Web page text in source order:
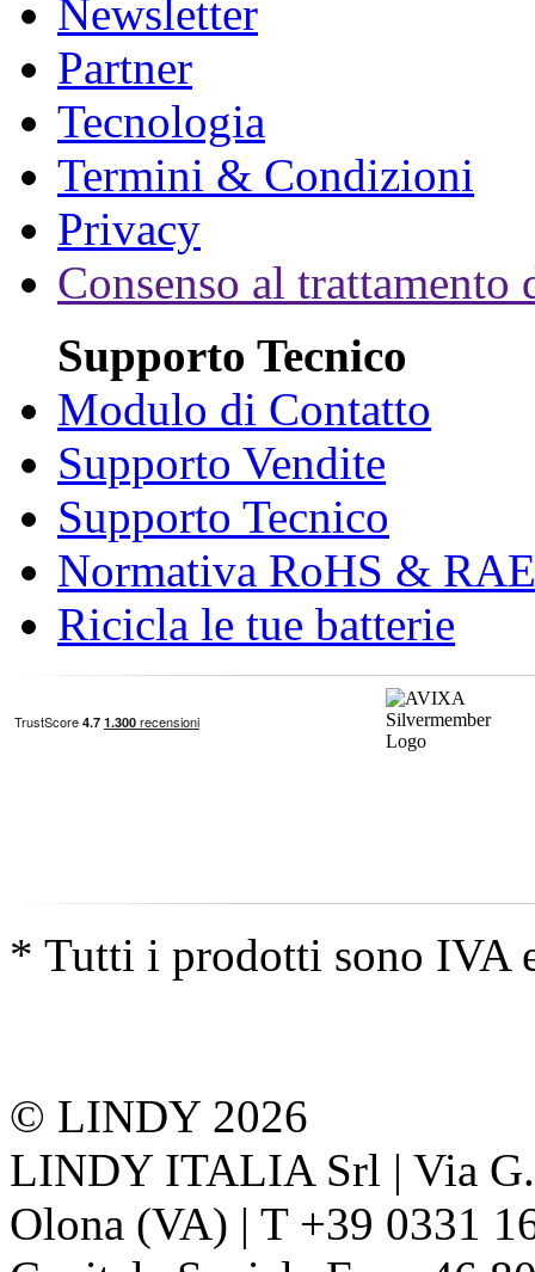
Newsletter
Partner
Tecnologia
Termini & Condizioni
Privacy
Consenso al trattamento
Supporto Tecnico
Modulo di Contatto
Supporto Vendite
Supporto Tecnico
Normativa RoHS &
Ricicla le tue batterie
* Tutti i prodotti sono IVA
© LINDY 2026
LINDY ITALIA Srl | Via
Olona (VA) | T +39 0331